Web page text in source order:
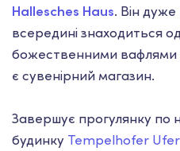
Hallesches Haus. Він дуже
всередині знаходиться
божественними вафлями
є сувенірний магазин.
Завершує прогулянку по
будинку Tempelhofer Ufer